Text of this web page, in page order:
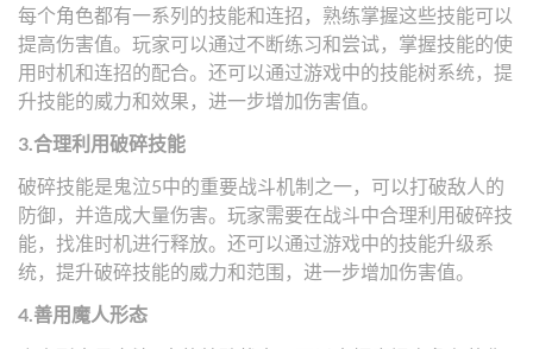
每个角色都有一系列的技能和连招，熟练掌握这些技能可以
提高伤害值。玩家可以通过不断练习和尝试，掌握技能的使
用时机和连招的配合。还可以通过游戏中的技能树系统，提
升技能的威力和效果，进一步增加伤害值。
3.合理利用破碎技能
破碎技能是鬼泣5中的重要战斗机制之一，可以打破敌人的
防御，并造成大量伤害。玩家需要在战斗中合理利用破碎技
能，找准时机进行释放。还可以通过游戏中的技能升级系
统，提升破碎技能的威力和范围，进一步增加伤害值。
4.善用魔人形态